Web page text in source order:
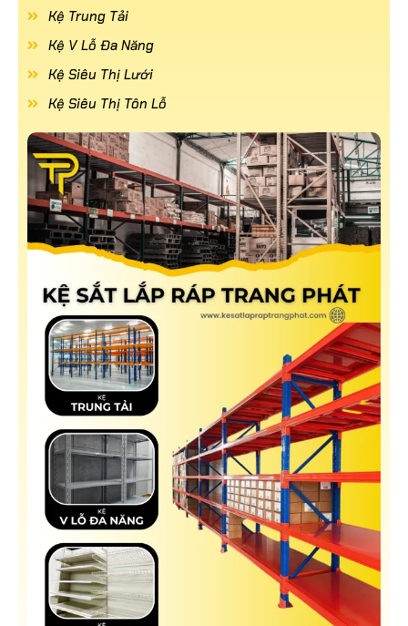
Kệ Trung Tải
Kệ V Lỗ Đa Năng
Kệ Siêu Thị Lưới
Kệ Siêu Thị Tôn Lỗ